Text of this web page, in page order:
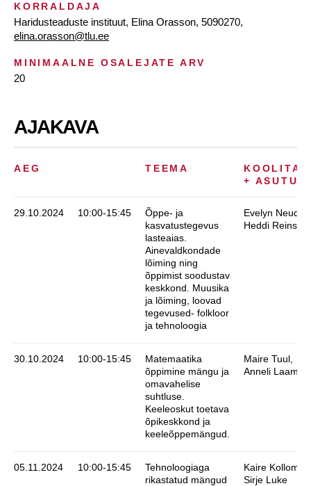
KORRALDAJA
Haridusteaduste instituut, Elina Orasson, 5090270,
elina.orasson@tlu.ee
MINIMAALNE OSALEJATE ARV
20
AJAKAVA
AEG TEEMA
+ ASUTUS
29.10.2024 10:00-15:45
Õppe- ja
kasvatustegevus
lasteaias.
Ainevaldkondade
lõiming ning
õppimist soodustav
keskkond. Muusika
ja lõiming, loovad
tegevused- folkloor
ja tehnoloogia
Evelyn
Heddi Reinsalu
30.10.2024 10:00-15:45
Matemaatika
õppimine mängu ja
omavahelise
suhtluse.
Keeleoskut toetava
õpikeskkond ja
keeleõppemängud.
Maire Tuul,
Anneli
05.11.2024 10:00-15:45
Tehnoloogiaga
rikastatud mängud
Kaire Kollom,
Sirje Luke